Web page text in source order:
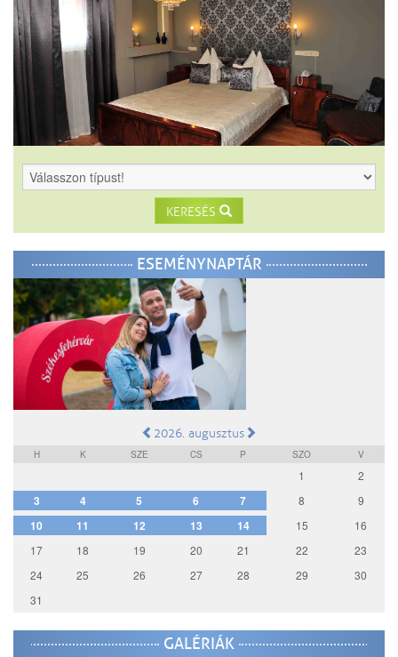
KERESÉS
ESEMÉNYNAPTÁR
2026. augusztus
H K SZE CS P SZO V
1 2
3 4 5 6 7 8 9
10 11 12 13 14 15
16
17
18 19 20 21 22
23
24
25 26 27 28 29
30
31
GALÉRIÁK